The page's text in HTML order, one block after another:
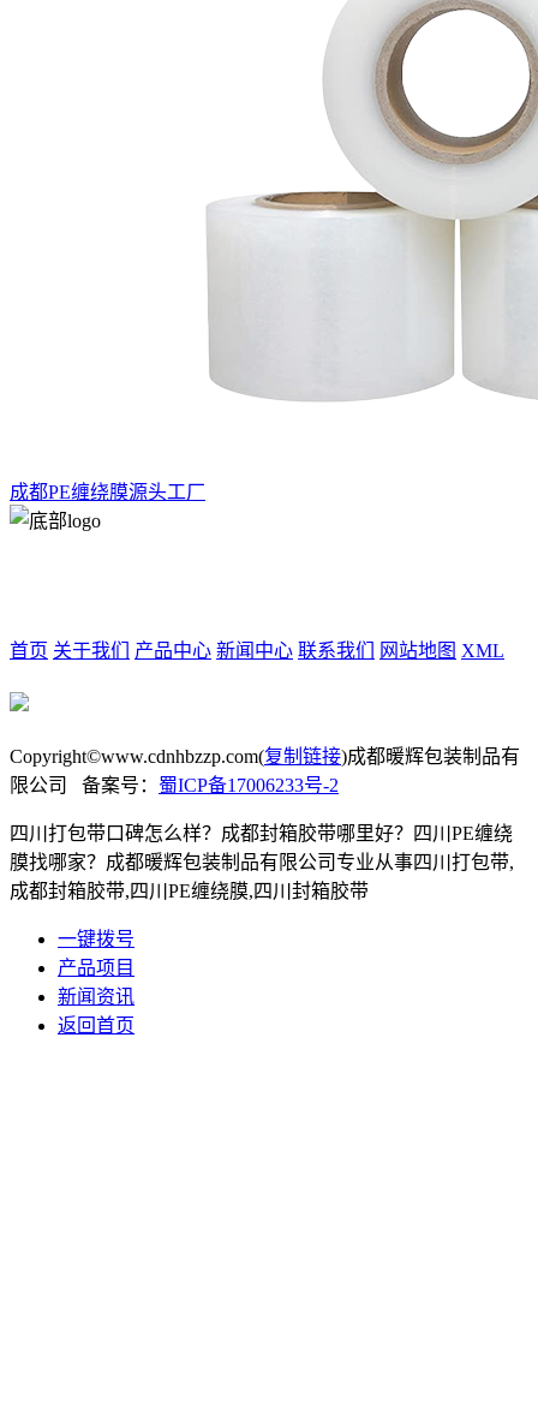
成都PE缠绕膜源头工厂
首页 关于我们 产品中心 新闻中心 联系我们 网站地图 XML
Copyright©www.cdnhbzzp.com(复制链接)成都暖辉包装制品有
限公司 备案号： 蜀ICP备17006233号-2
四川打包带口碑怎么样？成都封箱胶带哪里好？四川PE缠绕
膜找哪家？成都暖辉包装制品有限公司专业从事四川打包带,
成都封箱胶带,四川PE缠绕膜,四川封箱胶带
一键拨号
产品项目
新闻资讯
返回首页